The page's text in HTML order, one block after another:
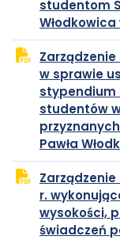
studentom
Włodkowica
Zarządzenie
w sprawie
stypendium
studentów
Pawła
Zarządzenie
r.
wysokości,
świadczeń